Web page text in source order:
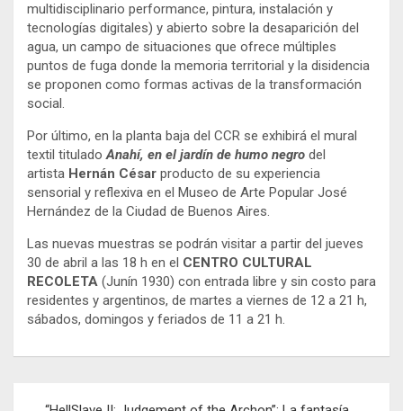
multidisciplinario performance, pintura, instalación y
tecnologías digitales) y abierto sobre la desaparición del
agua, un campo de situaciones que ofrece múltiples
puntos de fuga donde la memoria territorial y la disidencia
se proponen como formas activas de la transformación
social.
Por último, en la planta baja del CCR se exhibirá el mural
textil tituladoAnahí, en el jardín de humo negro del
artista Hernán César producto de su experiencia
sensorial y reflexiva en el Museo de Arte Popular José
Hernández de la Ciudad de Buenos Aires.
Las nuevas muestras se podrán visitar a partir del jueves
30 de abril a las 18 h en el CENTRO CULTURAL
RECOLETA (Junín 1930) con entrada libre y sin costo para
residentes y argentinos, de martes a viernes de 12 a 21 h,
sábados, domingos y feriados de 11 a 21 h.